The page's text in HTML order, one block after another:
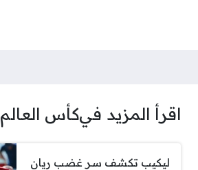
اقرأ المزيد فيكأس العالم
ليكيب تكشف سر غضب ريان